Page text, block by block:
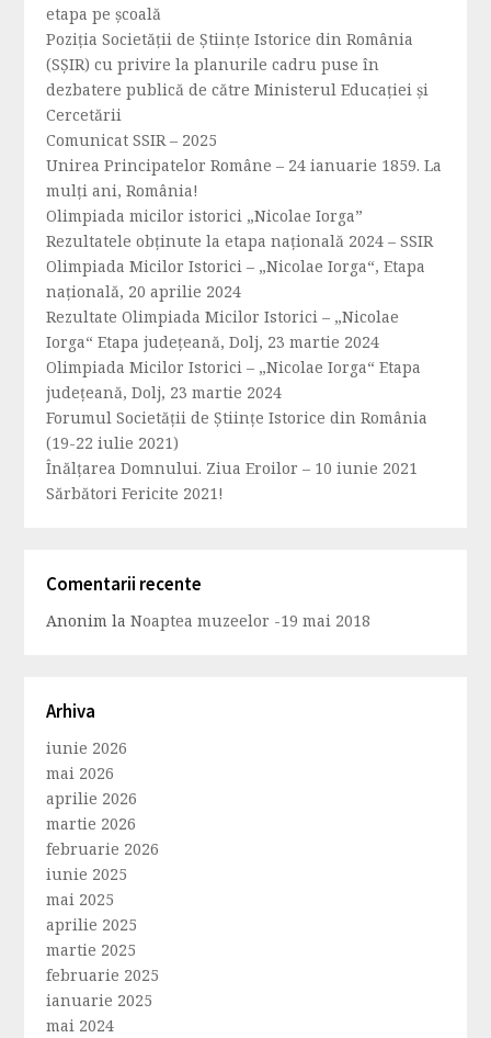
etapa pe școală
Poziția Societății de Științe Istorice din România
(SȘIR) cu privire la planurile cadru puse în
dezbatere publică de către Ministerul Educației și
Cercetării
Comunicat SSIR – 2025
Unirea Principatelor Române – 24 ianuarie 1859. La
mulți ani, România!
Olimpiada micilor istorici „Nicolae Iorga”
Rezultatele obținute la etapa națională 2024 – SSIR
Olimpiada Micilor Istorici – „Nicolae Iorga“, Etapa
națională, 20 aprilie 2024
Rezultate Olimpiada Micilor Istorici – „Nicolae
Iorga“ Etapa județeană, Dolj, 23 martie 2024
Olimpiada Micilor Istorici – „Nicolae Iorga“ Etapa
județeană, Dolj, 23 martie 2024
Forumul Societăţii de Ştiinţe Istorice din România
(19-22 iulie 2021)
Înălțarea Domnului. Ziua Eroilor – 10 iunie 2021
Sărbători Fericite 2021!
Comentarii recente
Anonim laNoaptea muzeelor -19 mai 2018
Arhiva
iunie 2026
mai 2026
aprilie 2026
martie 2026
februarie 2026
iunie 2025
mai 2025
aprilie 2025
martie 2025
februarie 2025
ianuarie 2025
mai 2024